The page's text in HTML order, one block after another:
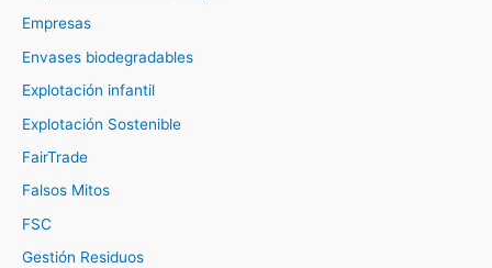
Empresas
Envases biodegradables
Explotación infantil
Explotación Sostenible
FairTrade
Falsos Mitos
FSC
Gestión Residuos